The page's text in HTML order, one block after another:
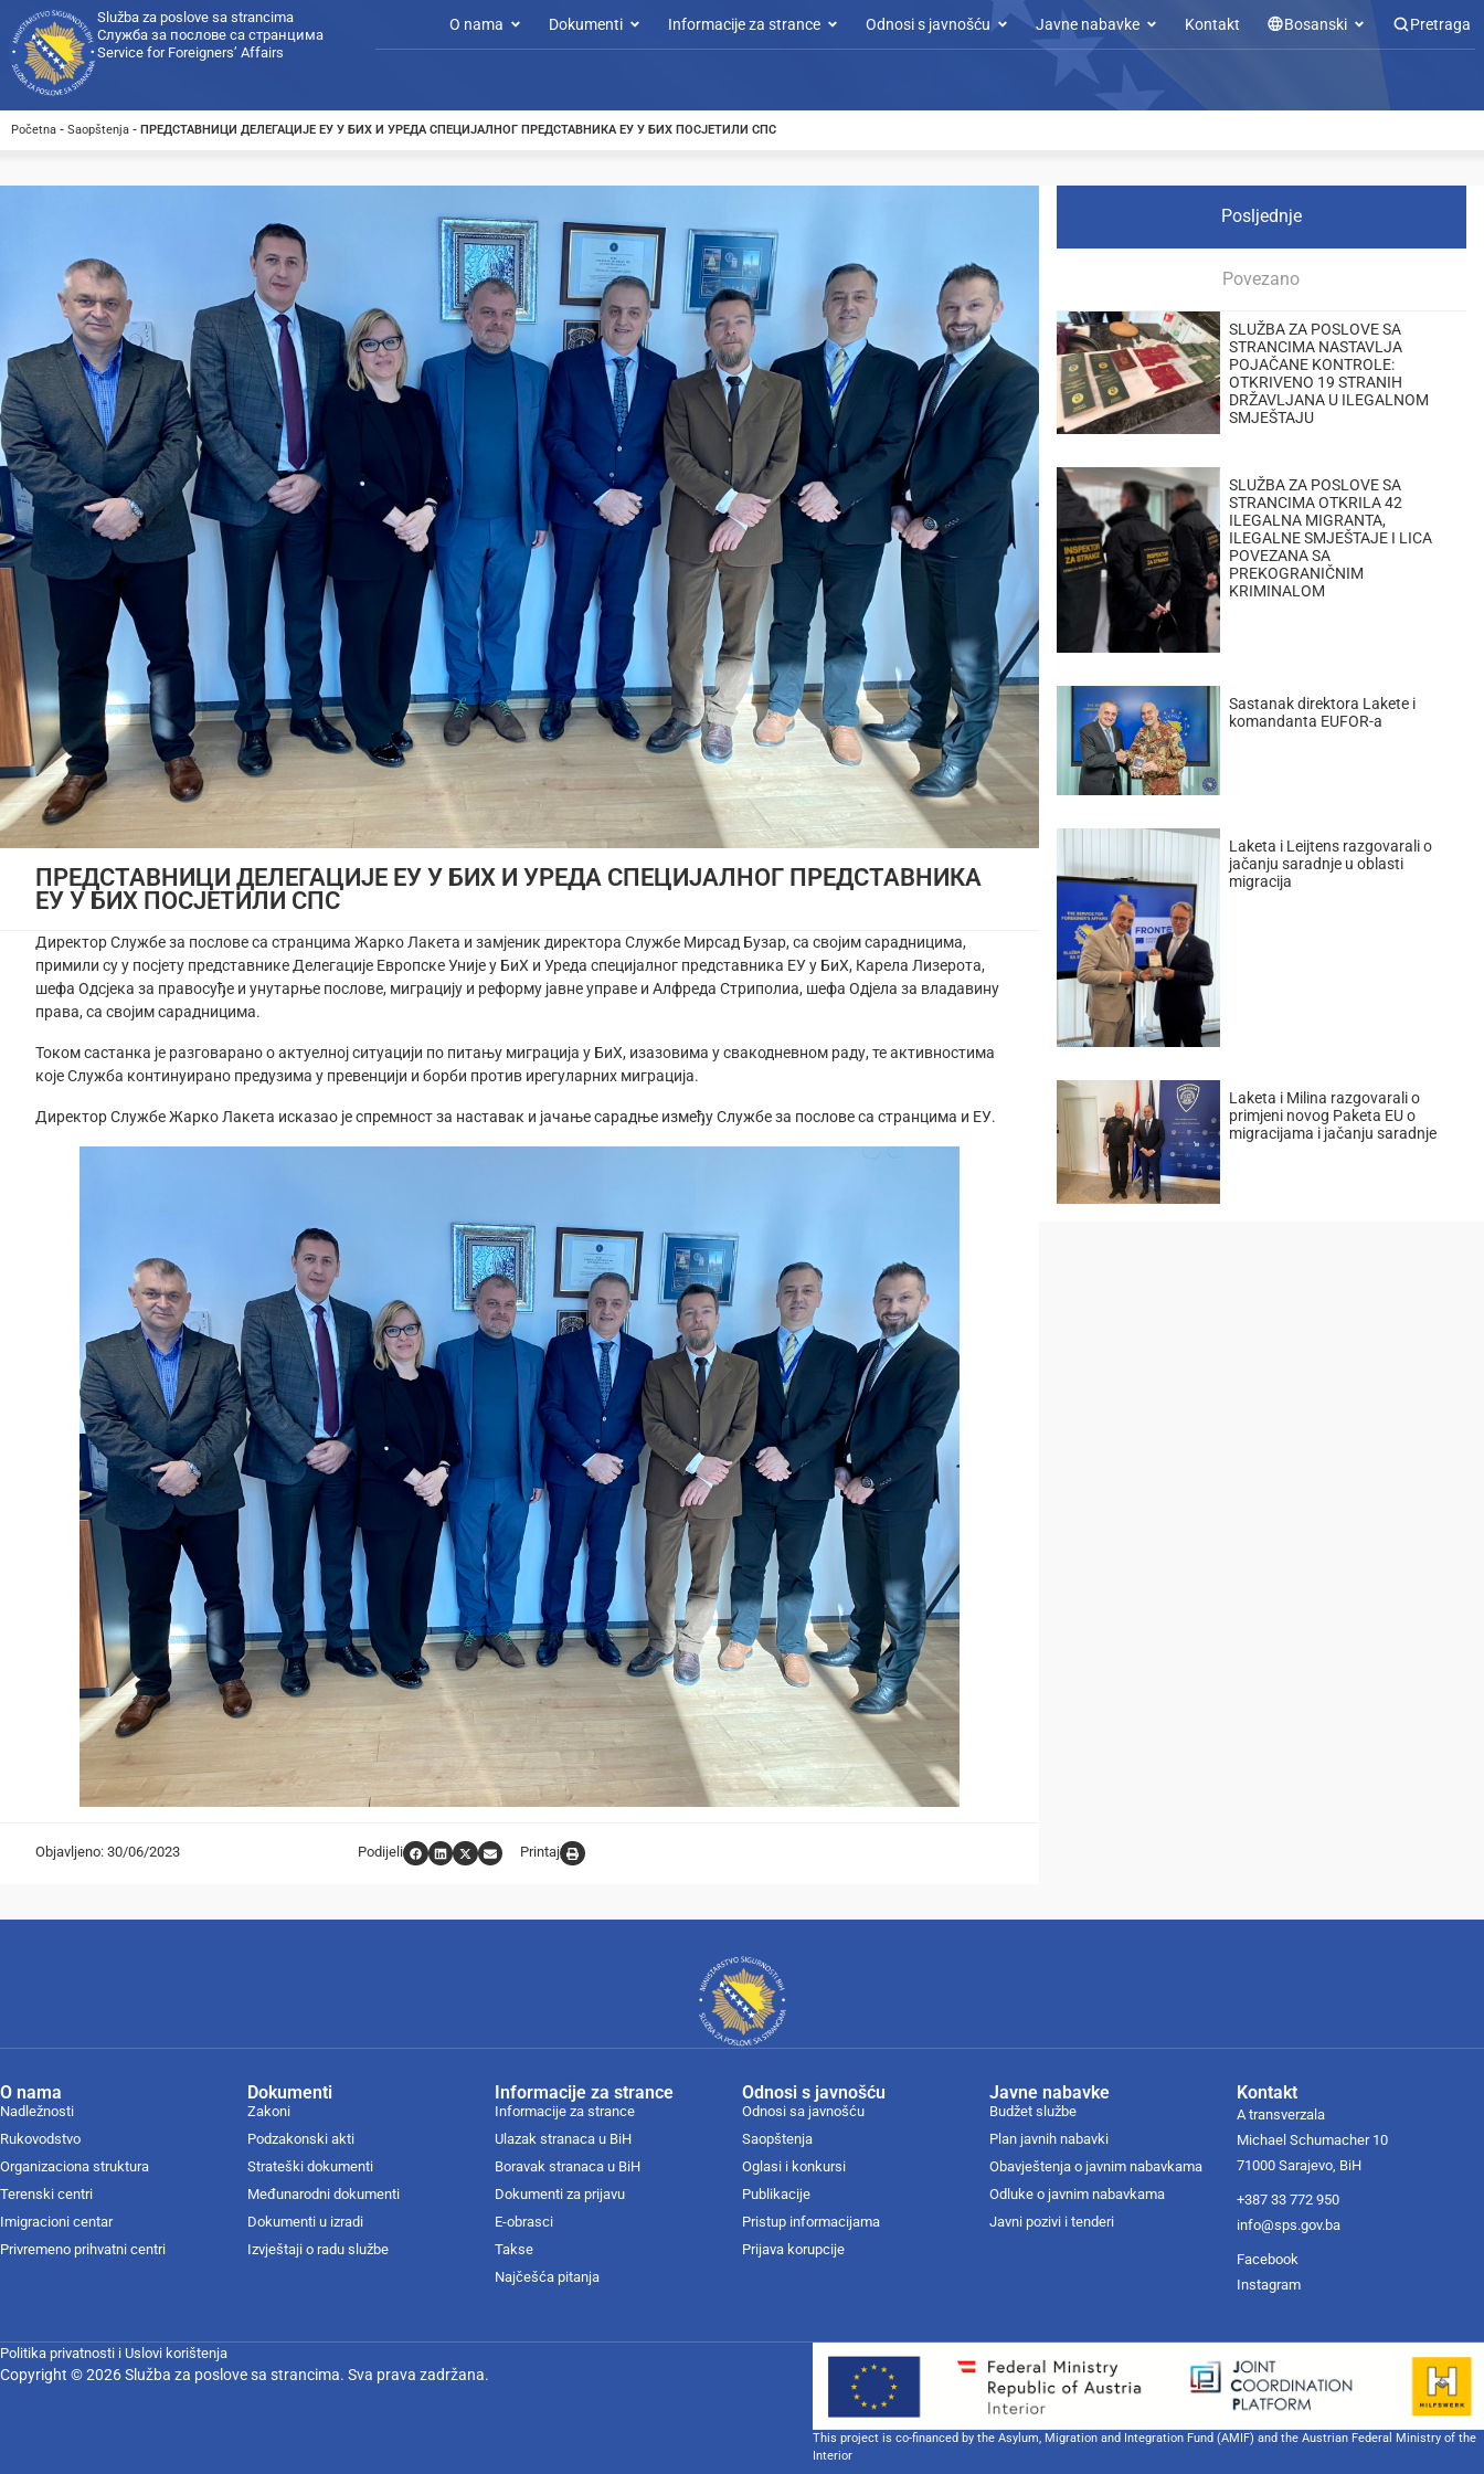
Služba za poslove sa strancima
Служба за послове са странцима
Service for Foreigners’ Affairs
O nama Dokumenti Informacije za strance Odnosi s javnošću Javne nabavke Kontakt Bosanski Pretraga
Početna - Saopštenja - ПРЕДСТАВНИЦИ ДЕЛЕГАЦИЈЕ ЕУ У БИХ И УРЕДА СПЕЦИЈАЛНОГ ПРЕДСТАВНИКА ЕУ У БИХ ПОСЈЕТИЛИ СПС
ПРЕДСТАВНИЦИ ДЕЛЕГАЦИЈЕ ЕУ У БИХ И УРЕДА СПЕЦИЈАЛНОГ ПРЕДСТАВНИКА
ЕУ У БИХ ПОСЈЕТИЛИ СПС
Директор Службе за послове са странцима Жарко Лакета и замјеник директора Службе Мирсад Бузар, са својим сарадницима,
примили су у посјету представнике Делегације Европске Уније у БиХ и Уреда специјалног представника ЕУ у БиХ, Карела Лизерота,
шефа Одсјека за правосуђе и унутарње послове, миграцију и реформу јавне управе и Алфреда Стриполиа, шефа Одјела за владавину
права, са својим сарадницима.
Током састанка је разговарано о актуелној ситуацији по питању миграција у БиХ, изазовима у свакодневном раду, те активностима
које Служба континуирано предузима у превенцији и борби против ирегуларних миграција.
Директор Службе Жарко Лакета исказао је спремност за наставак и јачање сарадње између Службе за послове са странцима и ЕУ.
Objavljeno: 30/06/2023 Podijeli Printaj
Posljednje
Povezano
SLUŽBA ZA POSLOVE SA
STRANCIMA NASTAVLJA
POJAČANE KONTROLE:
OTKRIVENO 19 STRANIH
DRŽAVLJANA U ILEGALNOM
SMJEŠTAJU
SLUŽBA ZA POSLOVE SA
STRANCIMA OTKRILA 42
ILEGALNA MIGRANTA,
ILEGALNE SMJEŠTAJE I LICA
POVEZANA SA
PREKOGRANIČNIM
KRIMINALOM
Sastanak direktora Lakete i
komandanta EUFOR-a
Laketa i Leijtens razgovarali o
jačanju saradnje u oblasti
migracija
Laketa i Milina razgovarali o
primjeni novog Paketa EU o
migracijama i jačanju saradnje
O nama
Nadležnosti
Rukovodstvo
Organizaciona struktura
Terenski centri
Imigracioni centar
Privremeno prihvatni centri
Dokumenti
Zakoni
Podzakonski akti
Strateški dokumenti
Međunarodni dokumenti
Dokumenti u izradi
Izvještaji o radu službe
Informacije za strance
Informacije za strance
Ulazak stranaca u BiH
Boravak stranaca u BiH
Dokumenti za prijavu
E-obrasci
Takse
Najčešća pitanja
Odnosi s javnošću
Odnosi sa javnošću
Saopštenja
Oglasi i konkursi
Publikacije
Pristup informacijama
Prijava korupcije
Javne nabavke
Budžet službe
Plan javnih nabavki
Obavještenja o javnim nabavkama
Odluke o javnim nabavkama
Javni pozivi i tenderi
Kontakt
A transverzala
Michael Schumacher 10
71000 Sarajevo, BiH
+387 33 772 950
info@sps.gov.ba
Facebook
Instagram
Politika privatnosti i Uslovi korištenja
Copyright © 2026 Služba za poslove sa strancima. Sva prava zadržana.
This project is co-financed by the Asylum, Migration and Integration Fund (AMIF) and the Austrian Federal Ministry of the
Interior